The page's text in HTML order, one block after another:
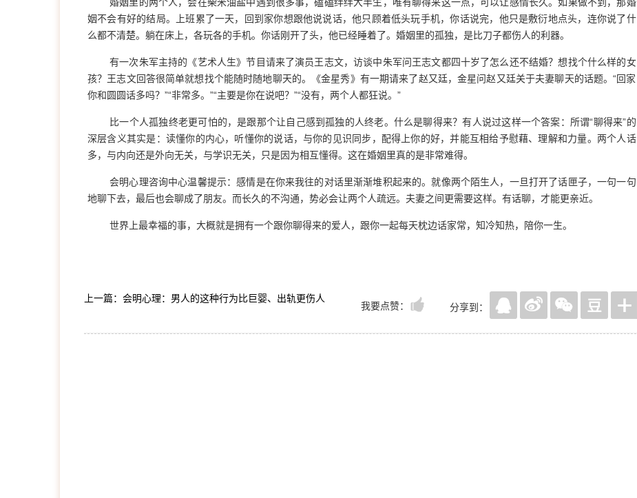
姻不会有好的结局。上班累了一天，回到家你想跟他说说话，他只顾着低头玩手机，你话说完，他只是敷衍地点头，连你说了什
么都不清楚。躺在床上，各玩各的手机。你话刚开了头，他已经睡着了。婚姻里的孤独，是比刀子都伤人的利器。
有一次朱军主持的《艺术人生》节目请来了演员王志文，访谈中朱军问王志文都四十岁了怎么还不结婚？想找个什么样的女
孩？王志文回答很简单就想找个能随时随地聊天的。《金星秀》有一期请来了赵又廷，金星问赵又廷关于夫妻聊天的话题。“回家
你和圆圆话多吗？”“非常多。”“主要是你在说吧？”“没有，两个人都狂说。”
比一个人孤独终老更可怕的，是跟那个让自己感到孤独的人终老。什么是聊得来？有人说过这样一个答案：所谓“聊得来”的
深层含义其实是：读懂你的内心，听懂你的说话，与你的见识同步，配得上你的好，并能互相给予慰藉、理解和力量。两个人话
多，与内向还是外向无关，与学识无关，只是因为相互懂得。这在婚姻里真的是非常难得。
会明心理咨询中心温馨提示：感情是在你来我往的对话里渐渐堆积起来的。就像两个陌生人，一旦打开了话匣子，一句一句
地聊下去，最后也会聊成了朋友。而长久的不沟通，势必会让两个人疏远。夫妻之间更需要这样。有话聊，才能更亲近。
世界上最幸福的事，大概就是拥有一个跟你聊得来的爱人，跟你一起每天枕边话家常，知冷知热，陪你一生。
上一篇：会明心理：男人的这种行为比巨婴、出轨更伤人
我要点赞： 分享到：